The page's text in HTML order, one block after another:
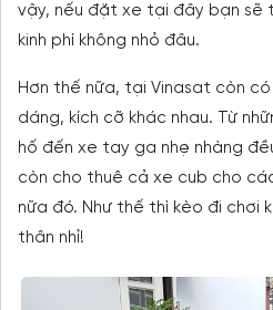
vậy, nếu đặt xe tại đây bạn sẽ
kinh phí không nhỏ đâu.
Hơn thế nữa, tại Vinasat còn
dáng, kích cỡ khác nhau. Từ
hố đến xe tay ga nhẹ nhàng
còn cho thuê cả xe cub cho
nữa đó. Như thế thì kèo đi chơi
thân nhỉ!